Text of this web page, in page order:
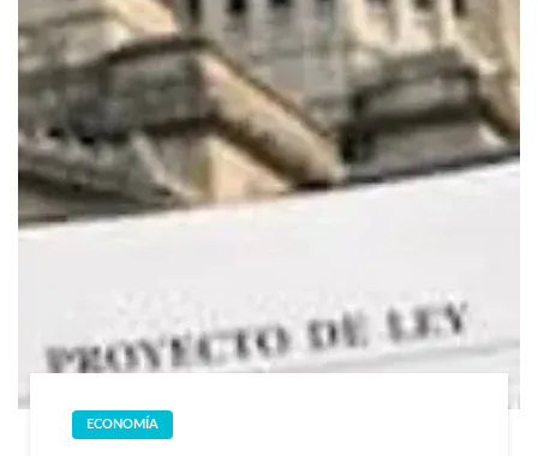
ECONOMÍA